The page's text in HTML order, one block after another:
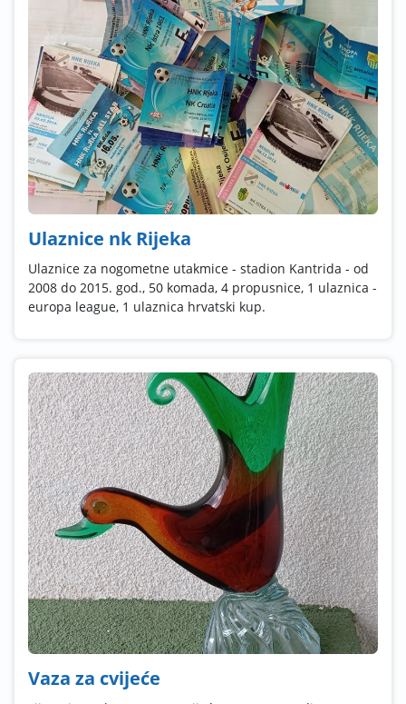
Ulaznice nk Rijeka
Ulaznice za nogometne utakmice - stadion Kantrida - od
2008 do 2015. god., 50 komada, 4 propusnice, 1 ulaznica -
europa league, 1 ulaznica hrvatski kup.
Vaza za cvijeće